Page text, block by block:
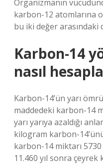
Organizmanın
karbon-12 atomlarına
bu iki değer arasındaki
Karbon-14
nasıl
Karbon-14’ün yarı
maddedeki karbon-14
yarı yarıya azaldığı
kilogram karbon-
karbon-14 miktarı
11.460 yıl sonra